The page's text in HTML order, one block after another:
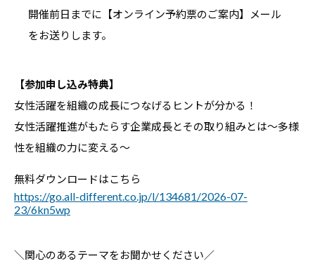
開催前日までに【オンライン予約票のご案内】メール
をお送りします。
【参加申し込み特典】
女性活躍を組織の成長につなげるヒントが分かる！
女性活躍推進がもたらす企業成長とその取り組みとは～多様
性を組織の力に変える～
無料ダウンロードはこちら
https://go.all-different.co.jp/l/134681/2026-07-
23/6kn5wp
＼関心のあるテーマをお聞かせください／